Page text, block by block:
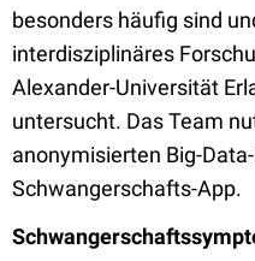
besonders häufig sind
interdisziplinäres
Alexander-Universität
untersucht. Das Team
anonymisierten Big-
Schwangerschafts-App.